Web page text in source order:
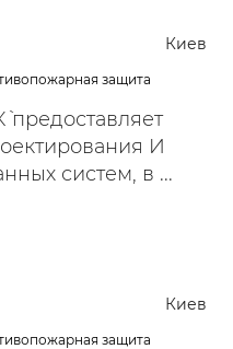
Киев
защита
предоставляет
И
систем, в ...
Киев
защита